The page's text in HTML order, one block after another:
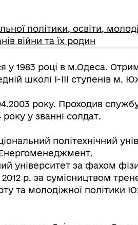
політики, освіти,
війни та їх родин
у 1983 році в м.Одеса.
школі І-ІІІ ступенів м.
року. Проходив
у званні солдат.
політехнічний
університет за фахом
р. за сумісництвом
та молодіжної політики